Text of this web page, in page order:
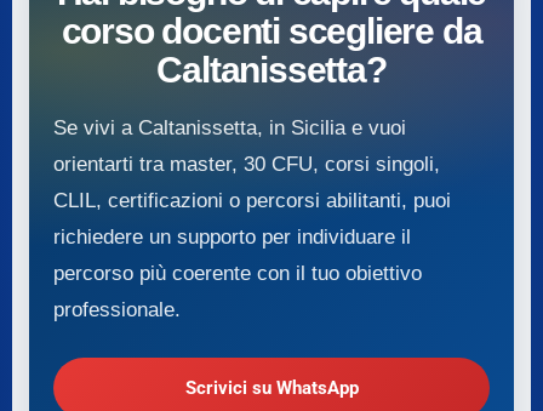
corso docenti scegliere da
Caltanissetta?
Se vivi a Caltanissetta, in Sicilia e vuoi
orientarti tra master, 30 CFU, corsi singoli,
CLIL, certificazioni o percorsi abilitanti, puoi
richiedere un supporto per individuare il
percorso più coerente con il tuo obiettivo
professionale.
Scrivici su WhatsApp